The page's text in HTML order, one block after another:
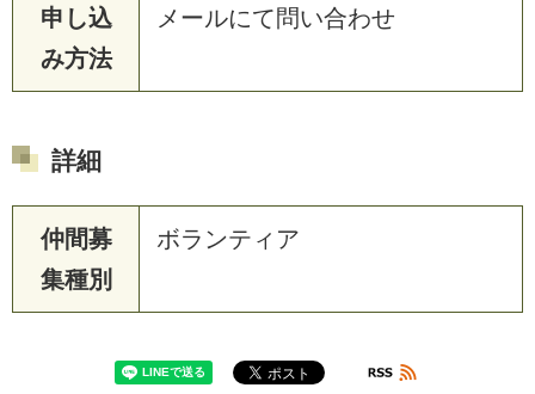
申し込
み方法
メールにて問い合わせ
詳細
仲間募
集種別
ボランティア